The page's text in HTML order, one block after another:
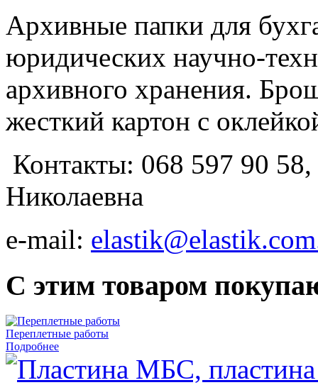
Архивные папки для
юридических научно-
архивного хранения.
жесткий картон с
Контакты: 068 597 90
Николаевна
e-mail:
С этим товаром
Переплетные работы
Подробнее